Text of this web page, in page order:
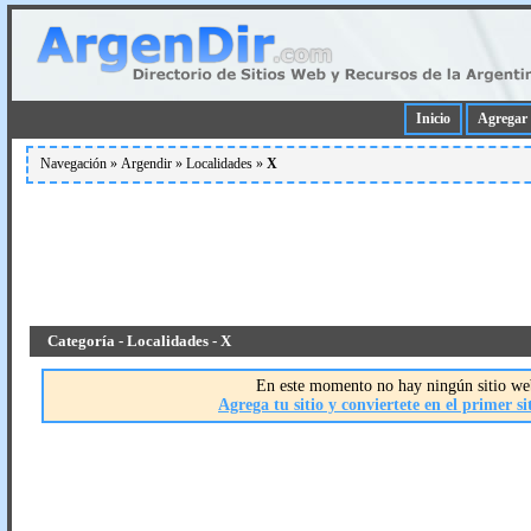
Inicio Agregar
Navegación » Argendir » Localidades » X
Categoría - Localidades - X
En este momento no hay ningún sitio
Agrega tu sitio y conviertete en el primer